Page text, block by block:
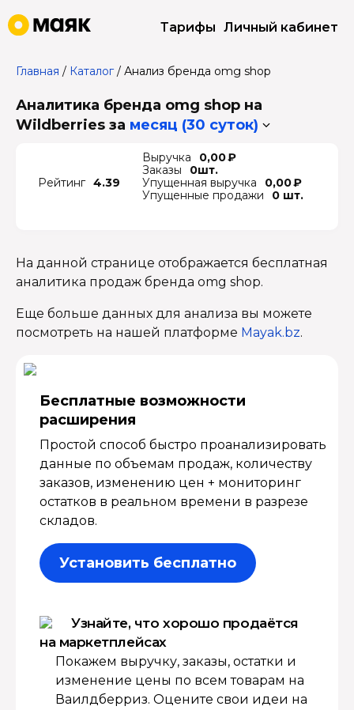
Тарифы Личный кабинет
Главная / Каталог/ Анализ бренда omg shop
Аналитика бренда omg shop на
Wildberries за месяц (30 суток)
Рейтинг 4.39
Выручка
0,00 ₽
Заказы
0шт.
Упущенная выручка
0,00 ₽
Упущенные продажи
0 шт.
На данной странице отображается бесплатная
аналитика продаж бренда omg shop.
Еще больше данных для анализа вы можете
посмотреть на нашей платформе Mayak.bz.
Бесплатные возмож­ности
расширения
Простой способ быстро проанализировать
данные по объемам продаж, количеству
заказов, изменению цен + мониторинг
остатков в реальном времени в разрезе
складов.
Установить бесплатно
Узнайте, что хорошо продаётся
на маркетплейсах
Покажем выручку, заказы, остатки и
изменение цены по всем товарам на
Ваилдберриз. Оцените свои идеи на